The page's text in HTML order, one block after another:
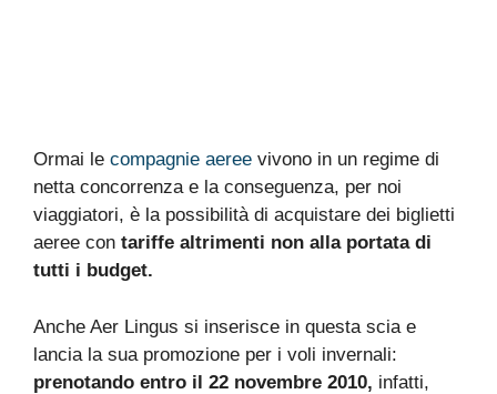
Ormai le compagnie aeree vivono in un regime di
netta concorrenza e la conseguenza, per noi
viaggiatori, è la possibilità di acquistare dei biglietti
aeree con tariffe altrimenti non alla portata di
tutti i budget.
Anche Aer Lingus si inserisce in questa scia e
lancia la sua promozione per i voli invernali:
prenotando entro il 22 novembre 2010, infatti,